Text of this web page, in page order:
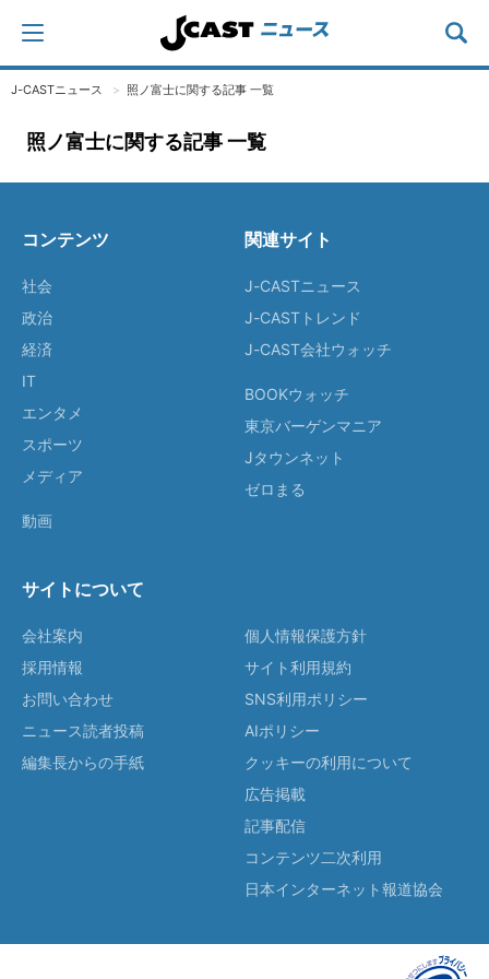
J-CASTニュース 照ノ富士に関する記事 一覧
照ノ富士に関する記事 一覧
コンテンツ
社会
政治
経済
IT
エンタメ
スポーツ
メディア
動画
関連サイト
J-CASTニュース
J-CASTトレンド
J-CAST会社ウォッチ
BOOKウォッチ
東京バーゲンマニア
Jタウンネット
ゼロまる
サイトについて
会社案内
採用情報
お問い合わせ
ニュース読者投稿
編集長からの手紙
個人情報保護方針
サイト利用規約
SNS利用ポリシー
AIポリシー
クッキーの利用について
広告掲載
記事配信
コンテンツ二次利用
日本インターネット報道協会